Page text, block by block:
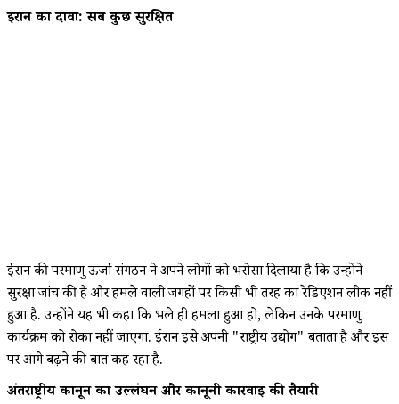
ईरान का दावा: सब कुछ सुरक्षित
ईरान की परमाणु ऊर्जा संगठन ने अपने लोगों को भरोसा दिलाया है कि उन्होंने
सुरक्षा जांच की है और हमले वाली जगहों पर किसी भी तरह का रेडिएशन लीक नहीं
हुआ है. उन्होंने यह भी कहा कि भले ही हमला हुआ हो, लेकिन उनके परमाणु
कार्यक्रम को रोका नहीं जाएगा. ईरान इसे अपनी "राष्ट्रीय उद्योग" बताता है और इस
पर आगे बढ़ने की बात कह रहा है.
अंतर्राष्ट्रीय कानून का उल्लंघन और कानूनी कार्रवाई की तैयारी